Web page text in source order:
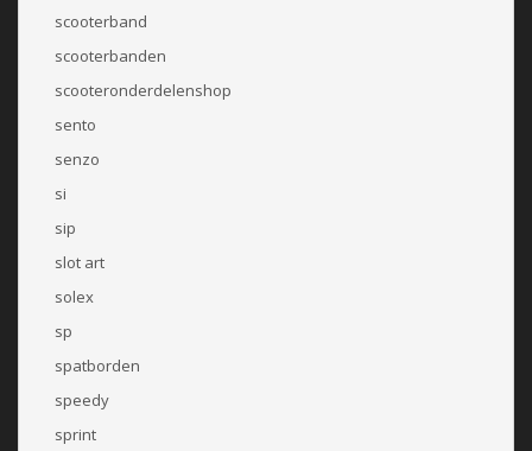
scooterband
scooterbanden
scooteronderdelenshop
sento
senzo
si
sip
slot art
solex
sp
spatborden
speedy
sprint